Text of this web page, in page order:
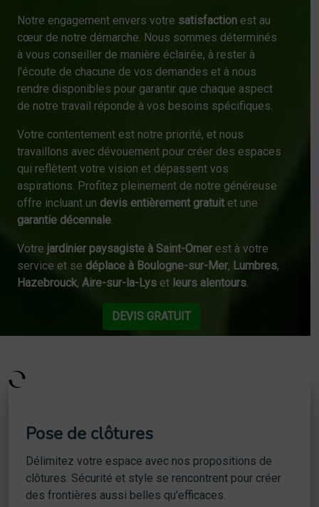
Notre engagement envers votre satisfaction est au
cœur de notre démarche. Nous sommes déterminés
à vous conseiller de manière éclairée, à rester à
l'écoute de chacune de vos demandes et à nous
rendre disponibles pour garantir que chaque aspect
de notre travail réponde à vos besoins spécifiques.
Votre contentement est notre priorité, et nous
travaillons avec dévouement pour créer des espaces
qui reflètent votre vision et dépassent vos
aspirations. Profitez pleinement de notre généreuse
offre incluant un devis entièrement gratuitet une
garantie décennale.
Votre jardinier paysagiste à Saint-Omerest à votre
service et se déplace à Boulogne-sur-Mer, Lumbres,
Hazebrouck, Aire-sur-la-Lys et leurs alentours.
DEVIS GRATUIT
Pose de clôtures
Délimitez votre espace avec nos propositions de
clôtures. Sécurité et style se rencontrent pour créer
des frontières aussi belles qu'efficaces.